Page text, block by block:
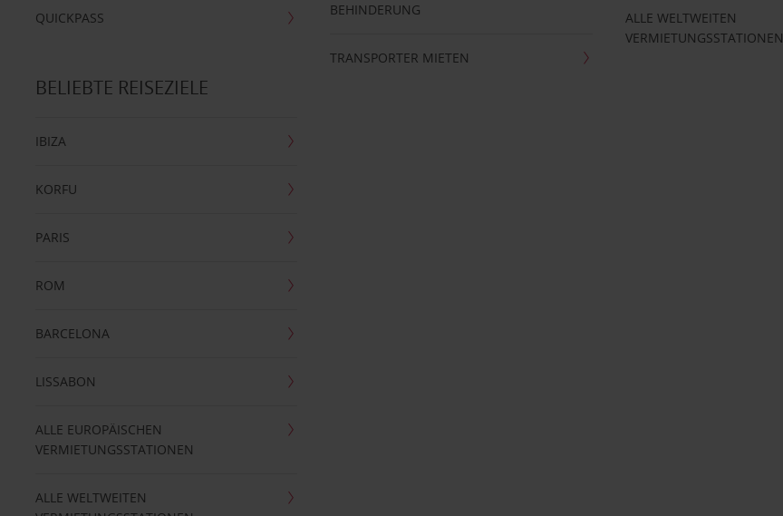
QUICKPASS
BEHINDERUNG
TRANSPORTER MIETEN
ALLE WELTWEITEN
VERMIETUNGSSTATIONEN
BELIEBTE REISEZIELE
IBIZA
KORFU
PARIS
ROM
BARCELONA
LISSABON
ALLE EUROPÄISCHEN
VERMIETUNGSSTATIONEN
ALLE WELTWEITEN